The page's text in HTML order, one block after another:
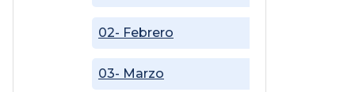
02- Febrero
03- Marzo